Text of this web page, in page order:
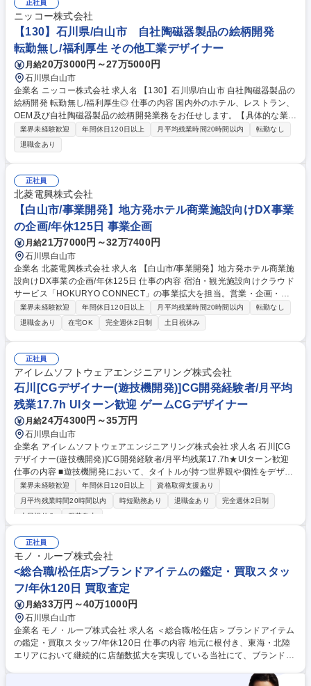
正社員
ニッコー株式会社
【130】石川県/白山市 自社陶磁器製品の絵柄開発
転勤無し/福利厚生 その他工業デザイナー
月給20万3000円～27万5000円
石川県白山市
企業名 ニッコー株式会社 求人名 【130】石川県/白山市 自社陶磁器製品の
絵柄開発 転勤無し/福利厚生◎ 仕事の内容 国内外のホテル、レストラン、
OEM及び自社陶磁器製品の絵柄開発業務をお任せします。【具体的な業務
内容】■デザインデータを元に版下データの作成、印刷、陶磁器のサンプ
ル作成■色出しや顔料の調合■製造工程 への転写紙印刷内容の指示 募集職
種 【130】石川県/白山市 自社陶磁器製品の絵柄開発 転勤無し/福利厚生◎
業界未経験歓迎 年間休日120日以上 月平均残業時間20時間以内
転勤なし
退職金あり
正社員
北菱電興株式会社
【白山市/事業開発】地方発ホテル商業施設向けDX事業
の企画/年休125日 事業企画
月給21万7000円～32万7400円
石川県白山市
企業名 北菱電興株式会社 求人名 【白山市/事業開発】地方発ホテル商業施
設向けDX事業の企画/年休125日 仕事の内容 宿泊・観光施設向けクラウド
サービス「HOKURYO CONNECT」の事業拡大を担当。営業・企画・マ
ーケ・アライアンスなどを横断し、事業成長を推進します。 ホテル・温浴
施設・商業施設などへ展開する自社SaaS「HOKURYO CONNECT」の事
業開発を担当します。営業活動だけでなく、顧客課題をもとにしたサービ
ス改善、販売戦略の立案、マーケティング、アライアンス推進、新市場開
拓など幅広く関与。少人数チームのため役割は固定されておらず、自ら事
業を動かしながら成長させていくポジションです。 募集職種 【白山市/事
業開発】地方発ホテル商業施設向けDX事業の企画/年休125日
業界未経験歓迎 年間休日120日以上 月平均残業時間20時間以内
転勤なし
退職金あり
在宅OK 完全週休2日制 土日祝休み
正社員
アイレムソフトウェアエンジニアリング株式会社
石川[CGデザイナー(遊技機開発)]CG開発経験者/月平均
残業17.7h UIターン歓迎 ゲームCGデザイナー
月給24万4300円～35万円
石川県白山市
企業名 アイレムソフトウェアエンジニアリング株式会社 求人名 石川[CG
デザイナー(遊技機開発)]CG開発経験者/月平均残業17.7h★UIターン歓迎
仕事の内容 ■遊技機開発において、タイトルが持つ世界観や個性をデザイ
ンの力によって構築。デザインの立場から「面白い」を形にしていきま
す。 有名タイトルを扱うため、多くの方の目に留まる作品となります。
クリエイターとして、好きなことを極められます。1対1の取引で、信頼を
を遂げています。業界大手である三洋物産から安定して受注しておりま
す。CR海物語・大工の源さん他様々な製作を行っています。 笑顔あふれ
る、家庭的な職場です。受注増加の為の増員募集です。 （業務内容の変更
の範囲）当社業務全般 募集職種 石川[CGデザイナー(遊技機開発)]CG開発
経験者/月平均残業17.7h★UIターン歓迎
業界未経験歓迎 年間休日120日以上
資格取得支援あり
月平均残業時間20時間以内
時短勤務あり 退職金あり
完全週休2日制
土日祝休み
服装自由
正社員
モノ・ループ株式会社
<総合職/松任店>ブランドアイテムの鑑定・買取スタッ
フ/年休120日 買取査定
月給33万円～40万1000円
石川県白山市
企業名 モノ・ループ株式会社 求人名 ＜総合職/松任店＞ブランドアイテム
の鑑定・買取スタッフ/年休120日 仕事の内容 地元に根付き、東海・北陸
エリアにおいて継続的に店舗数拡大を実現している当社にて、ブランドア
記業務からスタートしていただきます。 ■店舗運営における業務全般(シフ